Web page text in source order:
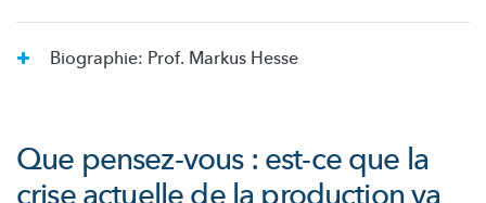
Biographie: Prof. Markus Hesse
Que pensez-vous : est-ce que la